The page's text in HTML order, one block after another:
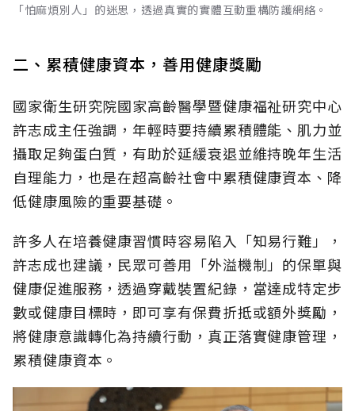
「怕麻煩別人」的迷思，透過真實的實體互動重構防護網絡。
二、累積健康資本，善用健康獎勵
國家衛生研究院國家高齡醫學暨健康福祉研究中心
許志成主任強調，年輕時要持續累積體能、肌力並
攝取足夠蛋白質，有助於延緩衰退並維持晚年生活
自理能力，也是在超高齡社會中累積健康資本、降
低健康風險的重要基礎。
許多人在培養健康習慣時容易陷入「知易行難」，
許志成也建議，民眾可善用「外溢機制」的保單與
健康促進服務，透過穿戴裝置紀錄，當達成特定步
數或健康目標時，即可享有保費折抵或額外獎勵，
將健康意識轉化為持續行動，真正落實健康管理，
累積健康資本。